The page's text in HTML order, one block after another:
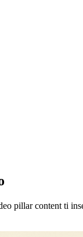
pillar content ti